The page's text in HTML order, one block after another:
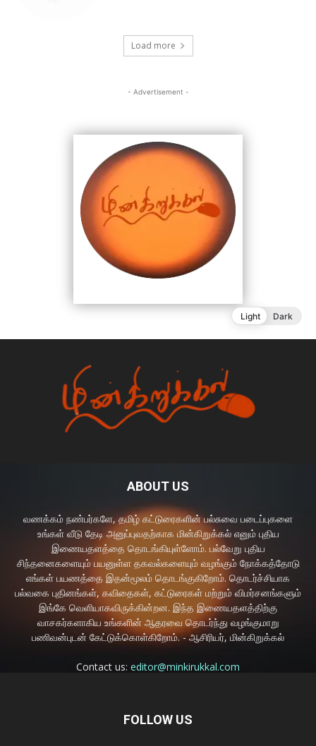
ABOUT US
வணக்கம் நண்பர்களே, தமிழ் கட்டுரைகளின் பல்சுவை படைப்புகளை
உங்கள் வீடு தேடி அனுப்புவதற்காக மின்கிறுக்கல் எனும் புதிய
இணையதளத்தை தொடங்கியுள்ளோம். பல்வேறு புதிய
சிந்தனைகளையும் பயனுள்ள தகவல்களையும் வழங்கும் நோக்கத்தோடு
எங்கள் பயணத்தை இதன்மூலம் தொடங்குகிறோம். தொடர்ச்சியாக
பல்வகை புதினங்கள், கவிதைகள், கட்டுரைகள் மற்றும் விமர்சனங்களும்
இங்கே வெளியாகவிருக்கின்றன. இந்த இணையதளத்திற்கு
வாசகர்களாகிய உங்களின் ஆதரவை தொடர்ந்து வழங்குமாறு
பணிவன்புடன் கேட்டுக்கொள்கிறோம். - ஆசிரியர், மின்கிறுக்கல்
Contact us: editor@minkirukkal.com
FOLLOW US